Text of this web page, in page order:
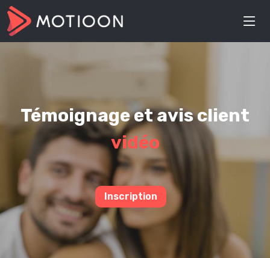
Témoignage et avis client
vidéo
Inscription